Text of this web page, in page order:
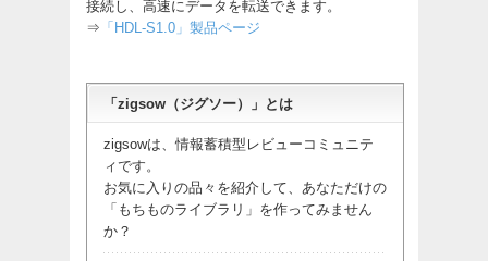
接続し、高速にデータを転送できます。
⇒ 「HDL-S1.0」製品ページ
「zigsow（ジグソー）」とは
zigsowは、情報蓄積型レビューコミュニテ
ィです。
お気に入りの品々を紹介して、あなただけの
「もちものライブラリ」を作ってみません
か？